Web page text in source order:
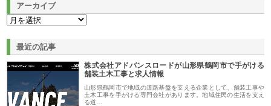
アーカイブ
最近の記事
株式会社アドバンスロードが山形県鶴岡市で手がける
舗装土木工事と求人情報
山形県鶴岡市で地域の道路基盤を支える企業として、舗装工事や
土木工事を手がける専門会社があります。地域住民の生活を支え
る道…